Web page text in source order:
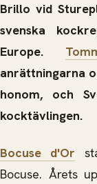
Brillo vid
svenska
Europe.
anrättningarna
honom, och
kocktävlingen.
Bocuse d'Or
Bocuse. Årets